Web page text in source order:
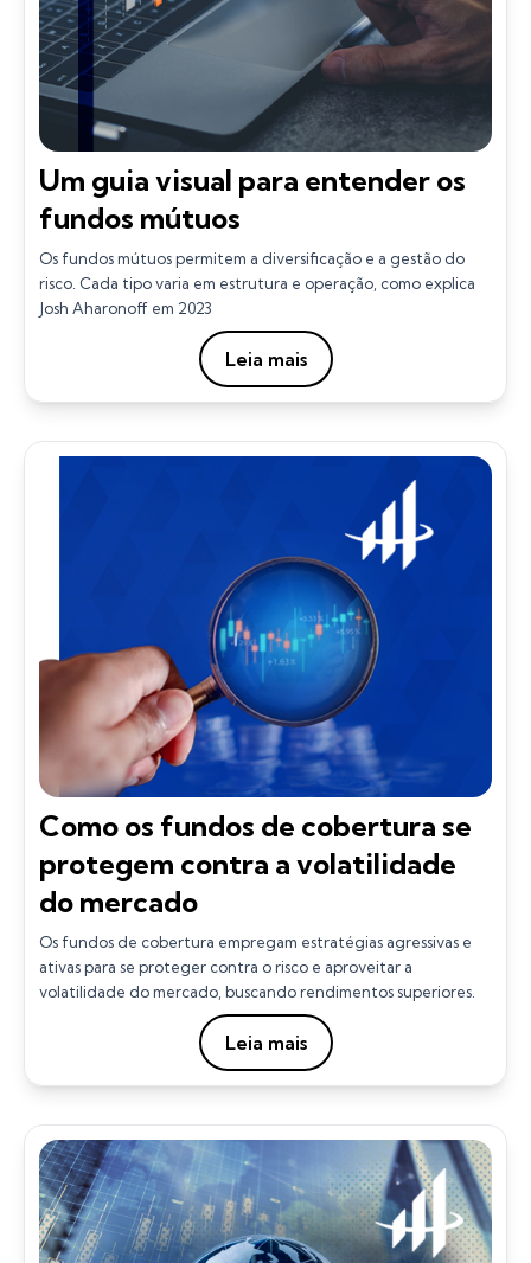
Um guia visual para entender os
fundos mútuos
Os fundos mútuos permitem a diversificação e a gestão do
risco. Cada tipo varia em estrutura e operação, como explica
Josh Aharonoff em 2023
Leia mais
Como os fundos de cobertura se
protegem contra a volatilidade
do mercado
Os fundos de cobertura empregam estratégias agressivas e
ativas para se proteger contra o risco e aproveitar a
volatilidade do mercado, buscando rendimentos superiores.
Leia mais